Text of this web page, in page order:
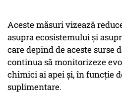
Aceste măsuri vizează
asupra ecosistemului și
care depind de aceste surse
continua să monitorizeze
chimici ai apei și, în funcție
suplimentare.